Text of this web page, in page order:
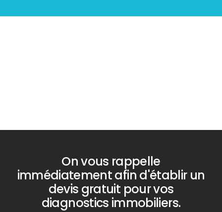
On vous rappelle
immédiatement afin d'établir un
devis gratuit pour vos
diagnostics immobiliers.